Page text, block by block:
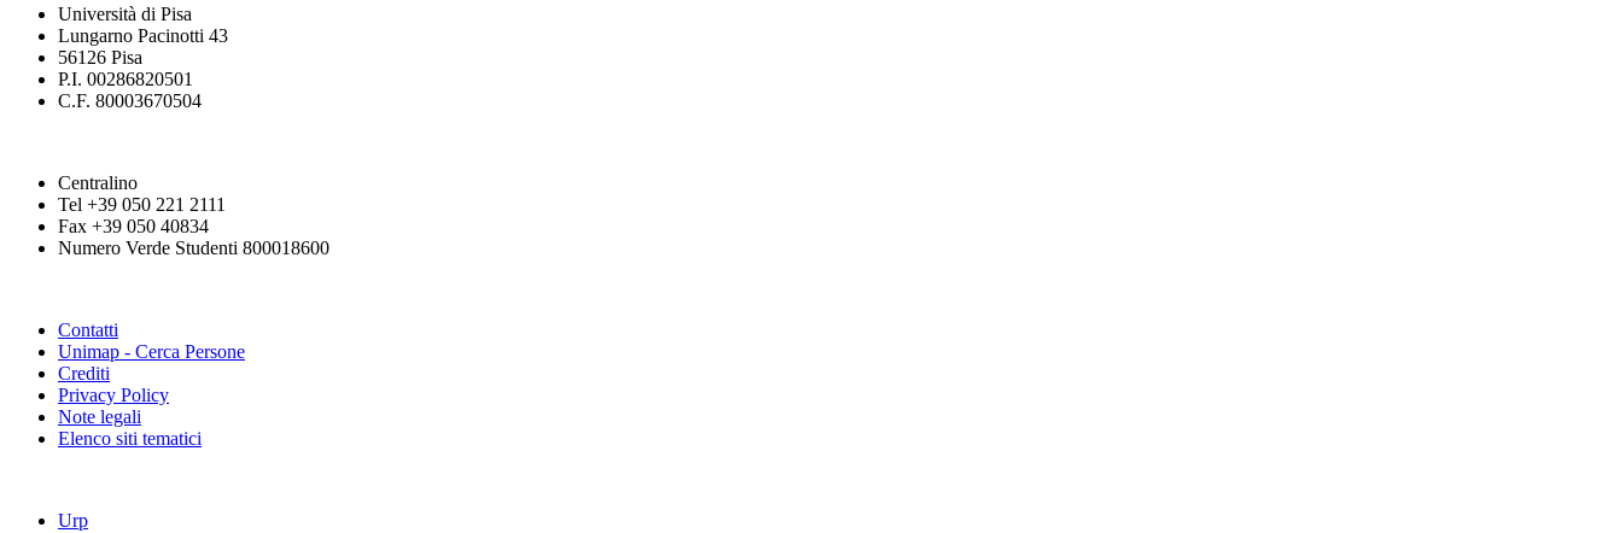
Università di Pisa
Lungarno Pacinotti 43
56126 Pisa
P.I. 00286820501
C.F. 80003670504
Centralino
Tel +39 050 221 2111
Fax +39 050 40834
Numero Verde Studenti 800018600
Contatti
Unimap - Cerca Persone
Crediti
Privacy Policy
Note legali
Elenco siti tematici
Urp